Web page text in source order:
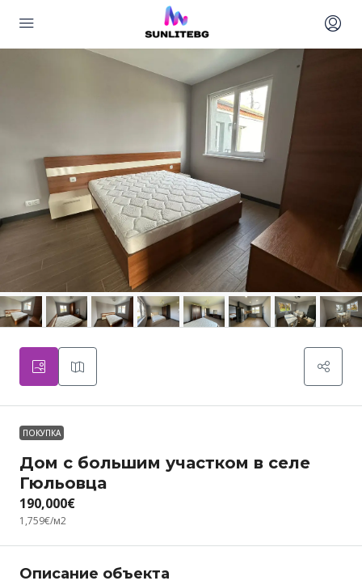
ПОКУПКА
Дом с большим участком в селе
Гюльовца
190,000€
1,759€/м2
Описание объекта